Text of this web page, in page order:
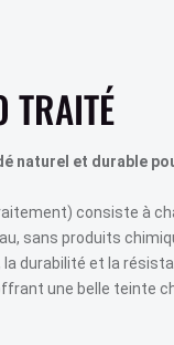
TERRASSE ACCOYA
TERRASSE EN BOIS
TERRASSE COMPOSITE
TERRASSE GRAD
SIMULATEUR
TERRASSE
PARQUET
TRAITÉ
naturel et durable
consiste à
sans produits
durabilité et la
une belle teinte